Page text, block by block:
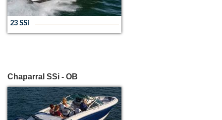
23 SSi
Chaparral SSi - OB